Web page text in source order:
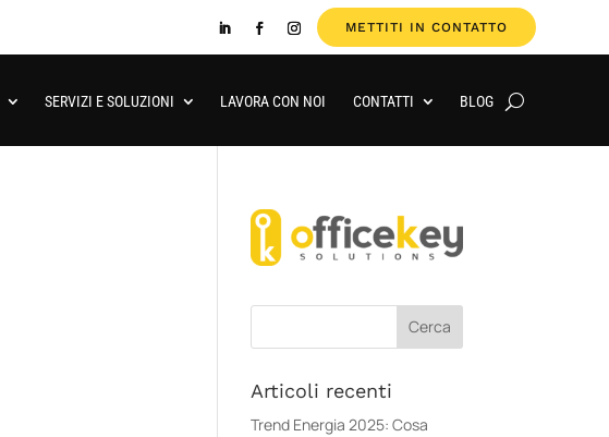
METTITI IN CONTATTO
SERVIZI E SOLUZIONI LAVORA CON NOI CONTATTI BLOG
Articoli recenti
Trend Energia 2025: Cosa